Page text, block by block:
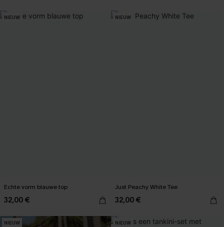
NIEUW
Echte vorm blauwe top
32,00 €
NIEUW
Just Peachy White Tee
32,00 €
NIEUW NIEUW